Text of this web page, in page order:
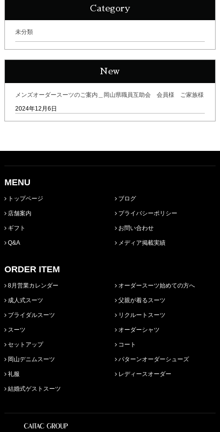
Category
未分類
New
メンズオーダースーツのご案内＿岡山県職員互助会 会員様 ご家族様
2024年12月6日
MENU
トップページ
店舗案内
ギフト
Q&A
ブログ
プライバシーポリシー
お問い合わせ
メディア掲載実績
ORDER ITEM
8月営業カレンダー
成人式スーツ
ブライダルスーツ
スーツ
セットアップ
岡山デニムスーツ
礼服
結婚式ゲストスーツ
オーダースーツ始めての方へ
父親が着るスーツ
リクルートスーツ
オーダーシャツ
コート
パターンオーダーシューズ
レディースオーダー